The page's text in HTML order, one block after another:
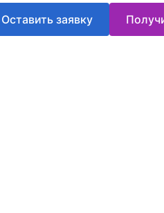
Оставить заявку